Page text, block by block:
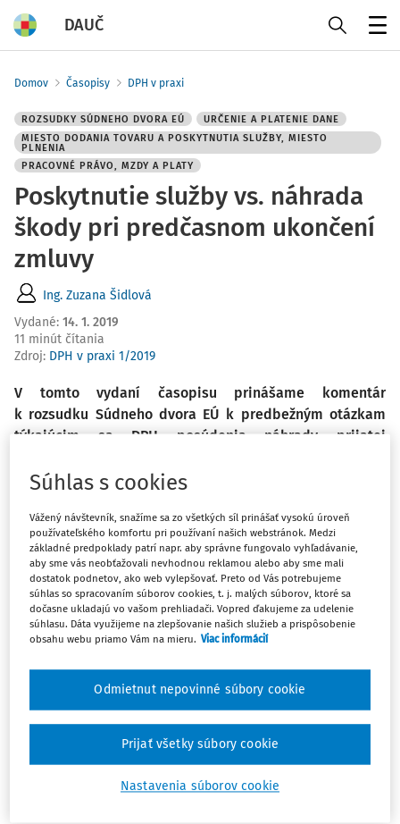
DAUČ
Domov Časopisy DPH v praxi
ROZSUDKY SÚDNEHO DVORA EÚ
URČENIE A PLATENIE DANE
MIESTO DODANIA TOVARU A POSKYTNUTIA SLUŽBY, MIESTO
PLNENIA
PRACOVNÉ PRÁVO, MZDY A PLATY
Poskytnutie služby vs. náhrada
škody pri predčasnom ukončení
zmluvy
Ing. Zuzana Šidlová
Vydané: 14. 1. 2019
11 minút čítania
Zdroj: DPH v praxi 1/2019
V tomto vydaní časopisu prinášame komentár
k rozsudku Súdneho dvora EÚ k predbežným otázkam
týkajúcim sa DPH posúdenia náhrady prijatej
o poskytovaní telekomunikačných služieb – C-295/17
Autoridade Tributária e Aduaneira.
Predmet sporu
Hlavnou činnosťou portugalskej spoločnosti MEO –
Serviços de Comunicaçőes e Multimédia SA (ďalej len
„MEO“) je poskytovanie telekomunikačných služieb na
Spoločnosť MEO so svojimi zákazníkmi uzatvára zmluvy
o poskytovaní telekomunikačných služieb, služieb prístupu
na internet a televíznych a multimediálnych služieb,
z ktorých niektoré stanovujú minimálnu dobu viazanosti a
súčasne zákazníkom poskytujú zvýhodnené podmienky,
najmä v podobe nižšieho mesačného paušálu.
Súhlas s cookies
Vážený návštevník, snažíme sa zo všetkých síl prinášať vysokú úroveň
používateľského komfortu pri používaní našich webstránok. Medzi
základné predpoklady patrí napr. aby správne fungovalo vyhľadávanie,
aby sme vás neobťažovali nevhodnou reklamou alebo aby sme mali
dostatok podnetov, ako web vylepšovať. Preto od Vás potrebujeme
súhlas so spracovaním súborov cookies, t. j. malých súborov, ktoré sa
dočasne ukladajú vo vašom prehliadači. Vopred ďakujeme za udelenie
súhlasu. Dáta využijeme na zlepšovanie našich služieb a prispôsobenie
obsahu webu priamo Vám na mieru. Viac informácií
Nastavenia súborov cookie
Odmietnut nepovinné súbory cookie
Prijať všetky súbory cookie